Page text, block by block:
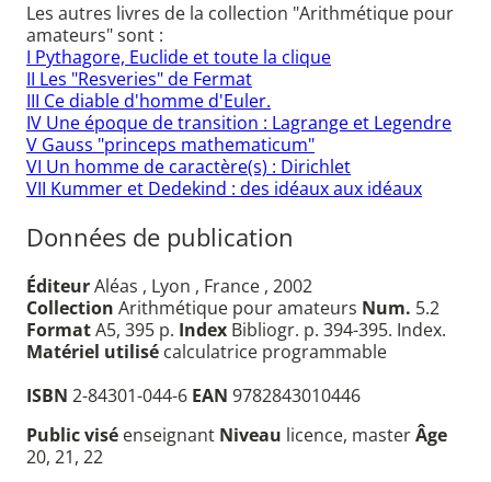
Les autres livres de la collection "Arithmétique pour
amateurs" sont :
I Pythagore, Euclide et toute la clique
II Les "Resveries" de Fermat
III Ce diable d'homme d'Euler.
IV Une époque de transition : Lagrange et Legendre
V Gauss "princeps mathematicum"
VI Un homme de caractère(s) : Dirichlet
VII Kummer et Dedekind : des idéaux aux idéaux
Données de publication
ÉditeurAléas , Lyon , France , 2002
Collection Arithmétique pour amateurs Num. 5.2
FormatA5, 395 p. Index Bibliogr. p. 394-395. Index.
Matériel utilisé calculatrice programmable
ISBN 2-84301-044-6 EAN 9782843010446
Public visé enseignant Niveau licence, masterÂge
20, 21, 22